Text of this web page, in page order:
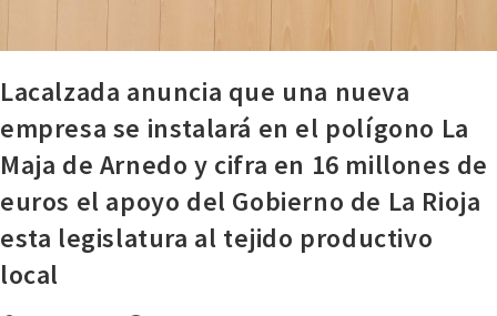
Lacalzada anuncia que una nueva
empresa se instalará en el polígono La
Maja de Arnedo y cifra en 16 millones de
euros el apoyo del Gobierno de La Rioja
esta legislatura al tejido productivo
local